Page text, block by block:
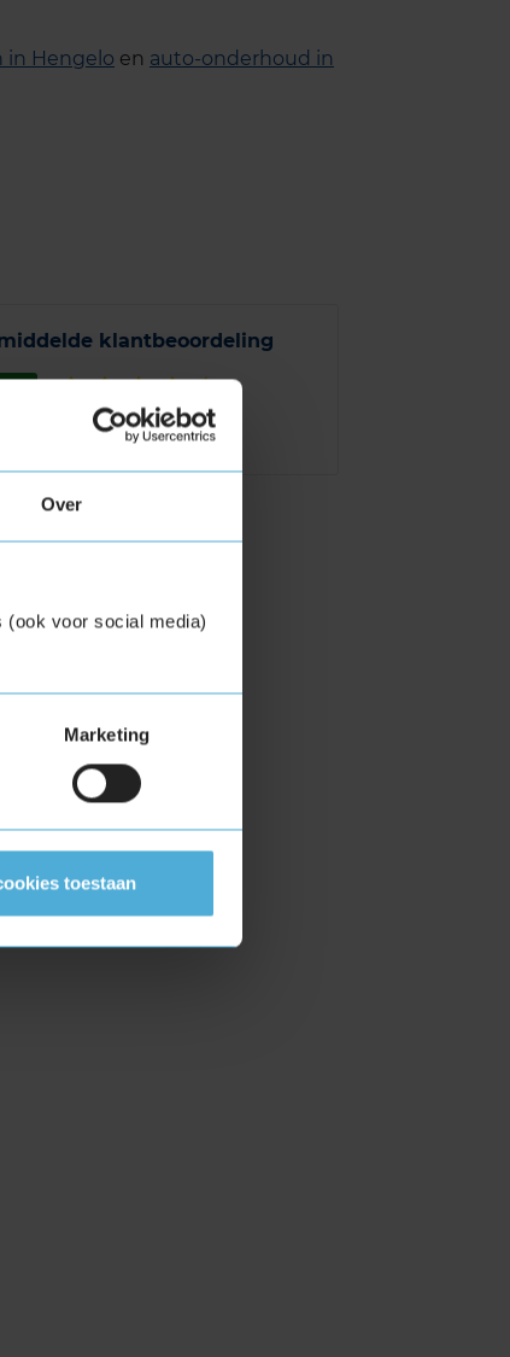
Over
(ook voor social media)
Marketing
toestaan
in Hengelo en auto-onderhoud in
klantbeoordeling
Op basis van 353 reviews